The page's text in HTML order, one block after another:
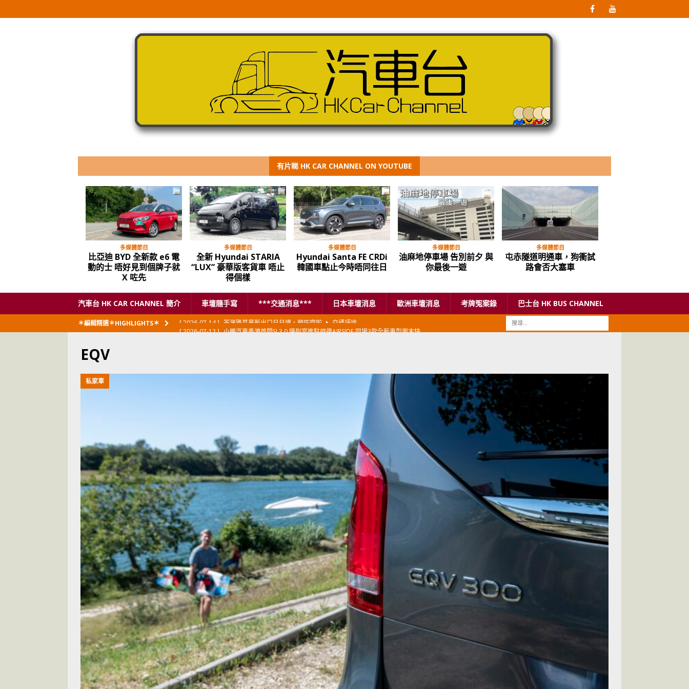
有片睇 HK CAR CHANNEL ON YOUTUBE
多媒體節目
比亞迪 BYD 全新款 e6 電
動的士 唔好見到個牌子就
X 咗先
多媒體節目
全新 Hyundai STARIA
“LUX” 豪華版客貨車 唔止
得個樣
多媒體節目
Hyundai Santa FE CRDi
韓國車點止今時唔同往日
多媒體節目
油麻地停車場 告別前夕 與
你最後一遊
多媒體節目
屯赤隧道明通車，狗衝試
路會否大塞車
汽車台 HK CAR CHANNEL 簡介 車壇隨手寫 ***交通消息*** 日本車壇消息 歐洲車壇消息 考牌冤案錄 巴士台 HK BUS CHANNEL
＊編輯精選＊HIGHLIGHTS＊ [ 2026-07-12 ] 小鵬汽車香港首間SI 3.0 陳列室進駐啟德AIRSIDE 同場3款全新車型周末快
[ 2026-06-12 ] 「香港車仔展2026」再嚟喇
汽車模型玩具
UBER 香港七宗罪之「第七宗罪」一切禍源，由抽盲盒開始
交通評論
UBER 香港七宗罪之「第六宗罪」愛回家唔止回唔到家 跣司機勁過謝拉特
世紀一跣
交通評論
[ 2026-05-28 ] UBER 香港七宗罪之「第五宗罪」金鋼箍五花大綁 司機哽唔落都要硬哽到
尾
交通評論
[ 2026-05-27 ]
【英國】政府開放申請投入自動駕駛客運車輛服務業
運輸政策
[ 2026-05-24 ] UBER 香港七宗罪之「第四宗罪」Mission Impossible 但 Uber 唔止話之
你！
交通評論
[ 2026-07-14 ] 荃灣路荔景新出口日日撞，預咗㗎啦 交通評論
EQV
私家車